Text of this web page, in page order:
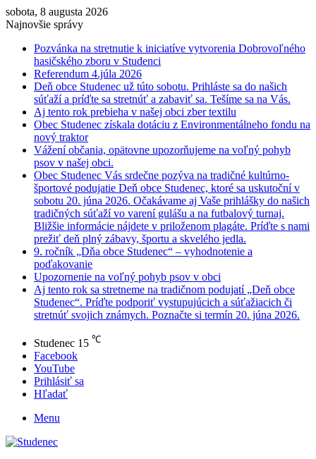
sobota, 8 augusta 2026
Najnovšie správy
Pozvánka na stretnutie k iniciatíve vytvorenia Dobrovoľného
hasičského zboru v Studenci
Referendum 4.júla 2026
Deň obce Studenec už túto sobotu. Prihláste sa do našich
súťaží a príďte sa stretnúť a zabaviť sa. Tešíme sa na Vás.
Aj tento rok prebieha v našej obci zber textilu
Obec Studenec získala dotáciu z Environmentálneho fondu na
nový traktor
Vážení občania, opätovne upozorňujeme na voľný pohyb
psov v našej obci.
Obec Studenec Vás srdečne pozýva na tradičné kultúrno-
športové podujatie Deň obce Studenec, ktoré sa uskutoční v
sobotu 20. júna 2026. Očakávame aj Vaše prihlášky do našich
tradičných súťaží vo varení gulášu a na futbalový turnaj.
Bližšie informácie nájdete v priloženom plagáte. Príďte s nami
prežiť deň plný zábavy, športu a skvelého jedla.
9. ročník „Dňa obce Studenec“ – vyhodnotenie a
poďakovanie
Upozornenie na voľný pohyb psov v obci
Aj tento rok sa stretneme na tradičnom podujatí „Deň obce
Studenec“. Príďte podporiť vystupujúcich a súťažiacich či
stretnúť svojich známych. Poznačte si termín 20. júna 2026.
Studenec 15 ℃
Facebook
YouTube
Prihlásiť sa
Hľadať
Menu